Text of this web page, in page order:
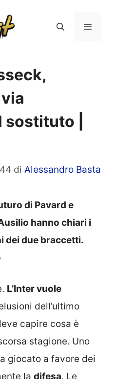
Menu
sostituto |
di Alessandro Basta
di Pavard e
hanno chiari i
dei due braccetti.
L’Inter vuole
dell’ultimo
capire cosa è
stagione. Uno
giocato a favore dei
la difesa. Le